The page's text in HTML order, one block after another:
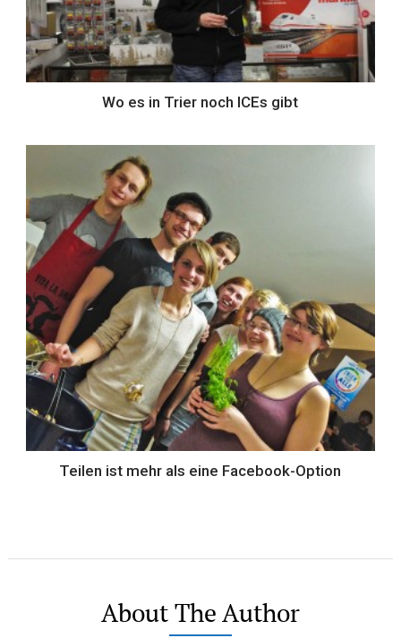
Wo es in Trier noch ICEs gibt
Teilen ist mehr als eine Facebook-Option
About The Author